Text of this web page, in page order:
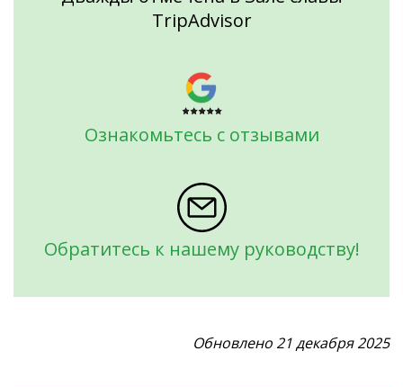
TripAdvisor
Ознакомьтесь с отзывами
Обратитесь к нашему руководству!
Обновлено 21 декабря 2025